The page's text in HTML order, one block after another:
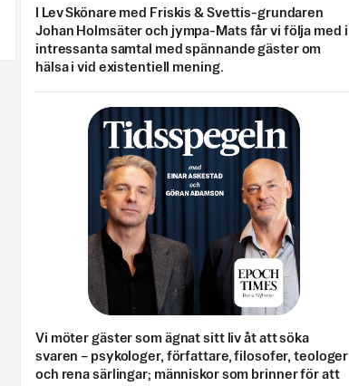
I Lev Skönare med Friskis & Svettis-grundaren
Johan Holmsäter och jympa-Mats får vi följa med i
intressanta samtal med spännande gäster om
hälsa i vid existentiell mening.
Vi möter gäster som ägnat sitt liv åt att söka
svaren – psykologer, författare, filosofer, teologer
och rena särlingar; människor som brinner för att